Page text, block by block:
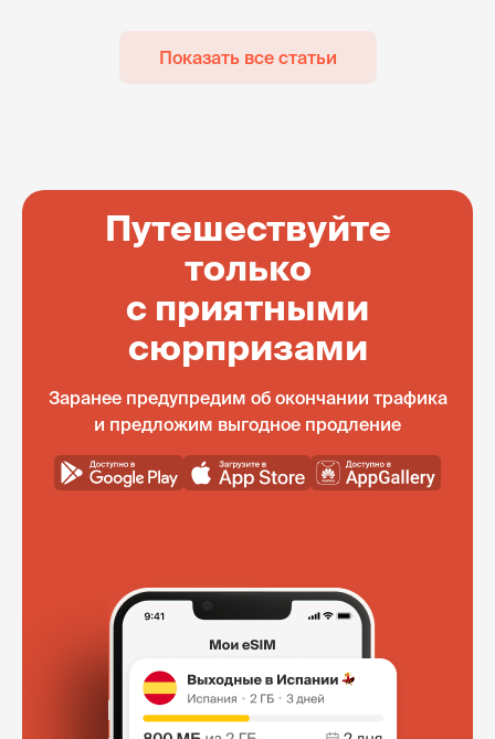
Показать все статьи
Путешествуйте
только
с приятными
сюрпризами
Заранее предупредим об окончании трафика
и предложим выгодное продление